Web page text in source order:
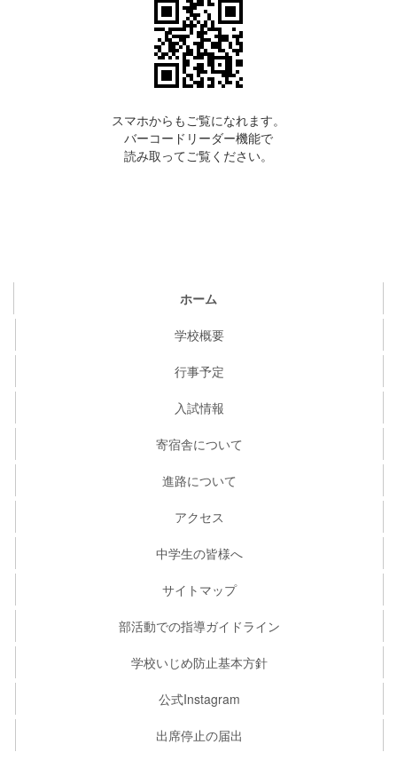
スマホからもご覧になれます。
バーコードリーダー機能で
読み取ってご覧ください。
ホーム
学校概要
行事予定
入試情報
寄宿舎について
進路について
アクセス
中学生の皆様へ
サイトマップ
部活動での指導ガイドライン
学校いじめ防止基本方針
公式Instagram
出席停止の届出